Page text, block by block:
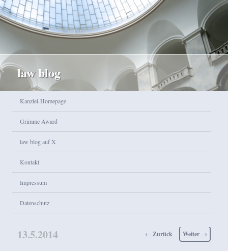
law blog
Zum Inhalt wechseln
Zum sekundären Inhalt wechseln
Kanzlei-Homepage
Grimme Award
law blog auf X
Kontakt
Impressum
Datenschutz
Beitragsnavigation
← Zurück Weiter →
13.5.2014